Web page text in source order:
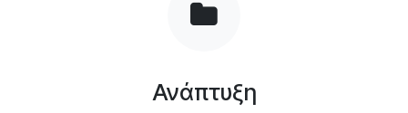
Ανάπτυξη